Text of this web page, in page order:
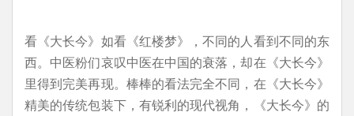
看《大长今》如看《红楼梦》，不同的人看到不同的东
西。中医粉们哀叹中医在中国的衰落，却在《大长今》
里得到完美再现。棒棒的看法完全不同，在《大长今》
精美的传统包装下，有锐利的现代视角，《大长今》的